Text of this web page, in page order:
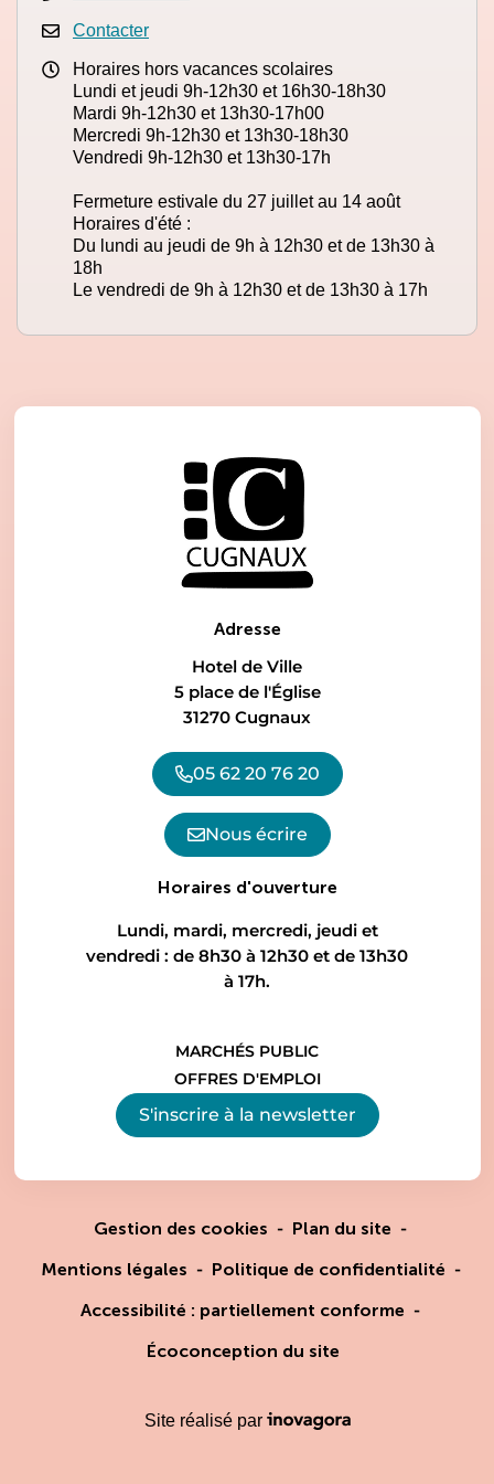
Contacter
Horaires hors vacances scolaires
Lundi et jeudi 9h-12h30 et 16h30-18h30
Mardi 9h-12h30 et 13h30-17h00
Mercredi 9h-12h30 et 13h30-18h30
Vendredi 9h-12h30 et 13h30-17h
Fermeture estivale du 27 juillet au 14 août
Horaires d'été :
Du lundi au jeudi de 9h à 12h30 et de 13h30 à
18h
Le vendredi de 9h à 12h30 et de 13h30 à 17h
Adresse
Hotel de Ville
5 place de l'Église
31270 Cugnaux
05 62 20 76 20
Nous écrire
Horaires d'ouverture
Lundi, mardi, mercredi, jeudi et
vendredi : de 8h30 à 12h30 et de 13h30
à 17h.
MARCHÉS PUBLIC
OFFRES D'EMPLOI
S'inscrire à la newsletter
Gestion des cookies
Plan du site
Mentions légales
Politique de confidentialité
Accessibilité : partiellement conforme
Écoconception du site
Site réalisé par Inovagora (ouverture dans